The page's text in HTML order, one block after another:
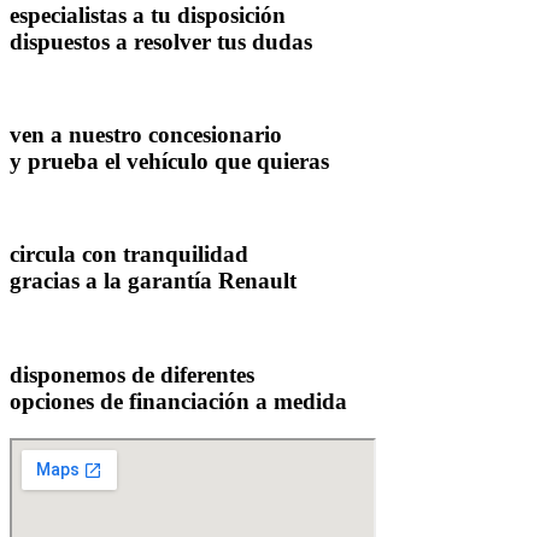
especialistas a tu disposición
dispuestos a resolver tus dudas
ven a nuestro concesionario
y prueba el vehículo que quieras
circula con tranquilidad
gracias a la garantía Renault
disponemos de diferentes
opciones de financiación a medida